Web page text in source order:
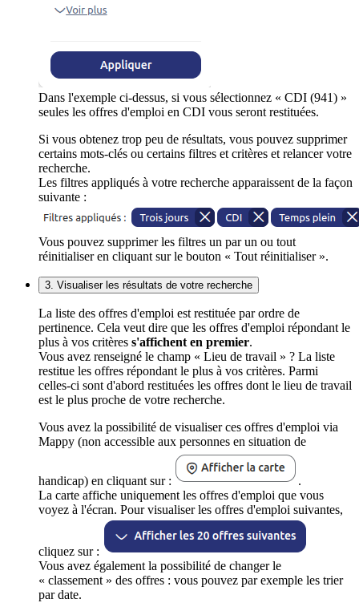
Dans l'exemple ci-dessus, si vous sélectionnez « CDI (941) »
seules les offres d'emploi en CDI vous seront restituées.
Si vous obtenez trop peu de résultats, vous pouvez supprimer
certains mots-clés ou certains filtres et critères et relancer votre
recherche.
Les filtres appliqués à votre recherche apparaissent de la façon
suivante :
Vous pouvez supprimer les filtres un par un ou tout
réinitialiser en cliquant sur le bouton « Tout réinitialiser ».
3. Visualiser les résultats de votre recherche
La liste des offres d'emploi est restituée par ordre de
pertinence. Cela veut dire que les offres d'emploi répondant le
plus à vos critères s'affichent en premier.
Vous avez renseigné le champ « Lieu de travail » ? La liste
restitue les offres répondant le plus à vos critères. Parmi
celles-ci sont d'abord restituées les offres dont le lieu de travail
est le plus proche de votre recherche.
Vous avez la possibilité de visualiser ces offres d'emploi via
Mappy (non accessible aux personnes en situation de
handicap) en cliquant sur :
.
La carte affiche uniquement les offres d'emploi que vous
voyez à l'écran. Pour visualiser les offres d'emploi suivantes,
cliquez sur :
Vous avez également la possibilité de changer le
« classement » des offres : vous pouvez par exemple les trier
par date.